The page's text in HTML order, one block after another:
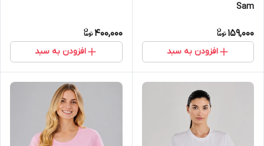
Sam
159,000
افزودن به سبد
400,000
افزودن به سبد